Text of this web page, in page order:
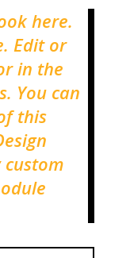
here.
Edit or
in the
You can
this